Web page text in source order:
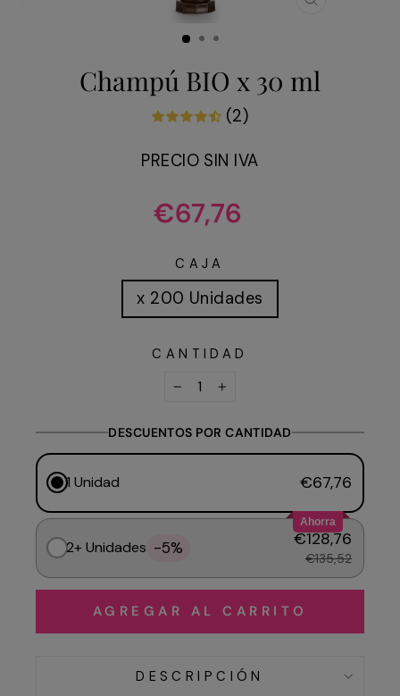
Champú BIO x 30 ml
(2)
PRECIO SIN IVA
Precio
habitual
€67,76
CAJA
x 200 Unidades
CANTIDAD
DESCUENTOS POR CANTIDAD
1 Unidad €67,76
Ahorra
2+ Unidades -5% €128,76
€135,52
AGREGAR AL CARRITO
DESCRIPCIÓN